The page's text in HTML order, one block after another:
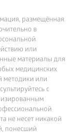
размещённая
в
или
материалы для
медицинских
методики или
с
не несет никакой
понесший